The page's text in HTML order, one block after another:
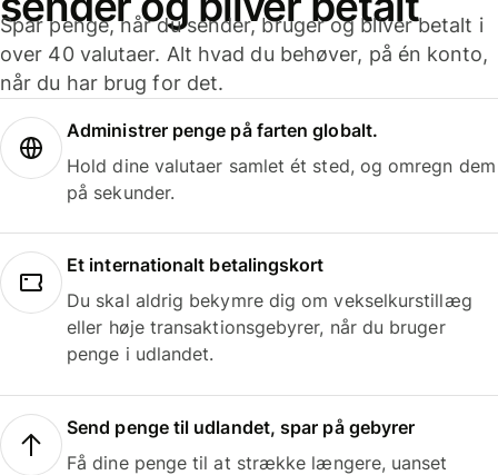
Spar penge, når du sender, bruger og bliver betalt i
over 40 valutaer. Alt hvad du behøver, på én konto,
når du har brug for det.
Administrer penge på farten globalt.
Hold dine valutaer samlet ét sted, og omregn dem
på sekunder.
Et internationalt betalingskort
Du skal aldrig bekymre dig om vekselkurstillæg
eller høje transaktionsgebyrer, når du bruger
penge i udlandet.
Send penge til udlandet, spar på gebyrer
Få dine penge til at strække længere, uanset